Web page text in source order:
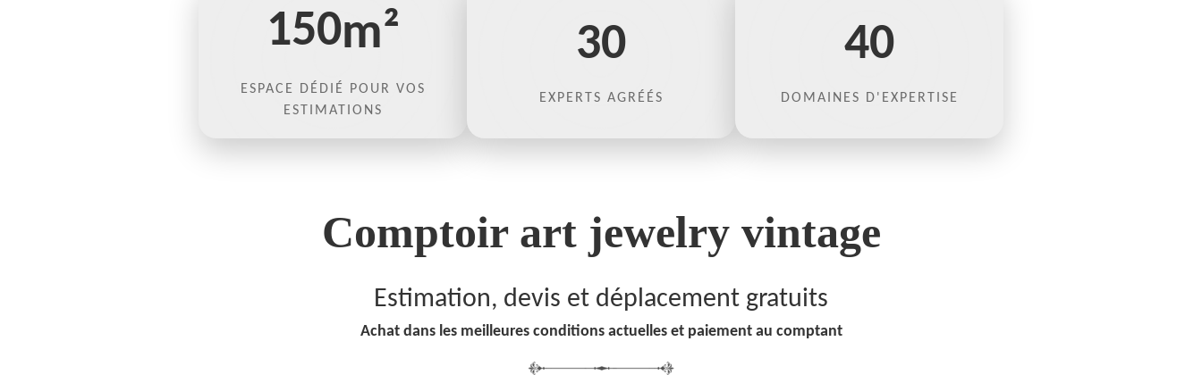
150m²
ESPACE DÉDIÉ POUR VOS
ESTIMATIONS
30
EXPERTS AGRÉÉS
40
DOMAINES D'EXPERTISE
Comptoir art jewelry vintage
Estimation, devis et déplacement gratuits
Achat dans les meilleures conditions actuelles et paiement au comptant